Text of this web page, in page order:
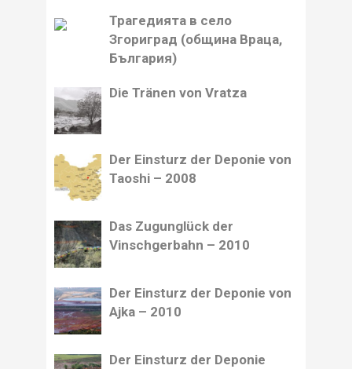
Трагедията в село
Згориград (община Враца,
България)
Die Tränen von Vratza
Der Einsturz der Deponie von
Taoshi – 2008
Das Zugunglück der
Vinschgerbahn – 2010
Der Einsturz der Deponie von
Ajka – 2010
Der Einsturz der Deponie